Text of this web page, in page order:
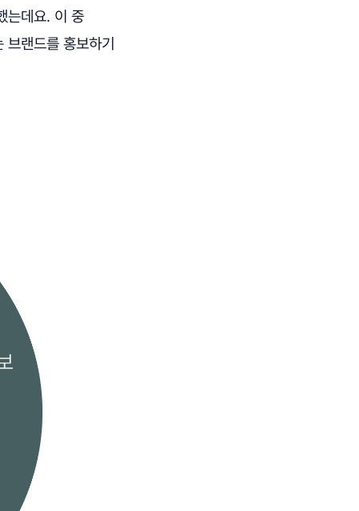
는데요. 이 중
랜드를 홍보하기